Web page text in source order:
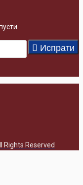
Испрати
Rights Reserved